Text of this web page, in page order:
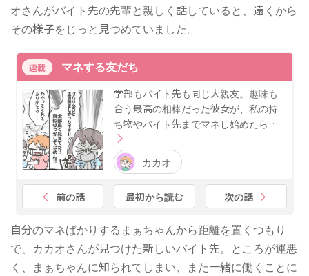
オさんがバイト先の先輩と親しく話していると、遠くから
その様子をじっと見つめていました。
連載 マネする友だち
学部もバイト先も同じ大親友。趣味も
合う最高の相棒だった彼女が、私の持
ち物やバイト先までマネし始めたら…
カカオ
前の話 最初から読む 次の話
自分のマネばかりするまぁちゃんから距離を置くつもり
で、カカオさんが見つけた新しいバイト先。ところが運悪
く、まぁちゃんに知られてしまい、また一緒に働くことに